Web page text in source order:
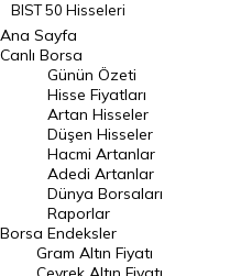
BIST 50 Hisseleri
BIST 100 Hisseleri
En Çok Artan Hisseler
En Çok Düşen Hisseler
Hacmi Artanlar
Geçmiş Kapanışlar
Dünya Borsaları
Raporlar
Ana Sayfa
Canlı Borsa
Borsa
Günün Özeti
Hisse Fiyatları
Artan Hisseler
Düşen Hisseler
Hacmi Artanlar
Adedi Artanlar
Dünya Borsaları
Raporlar
Endeksler
Gram Altın Fiyatı